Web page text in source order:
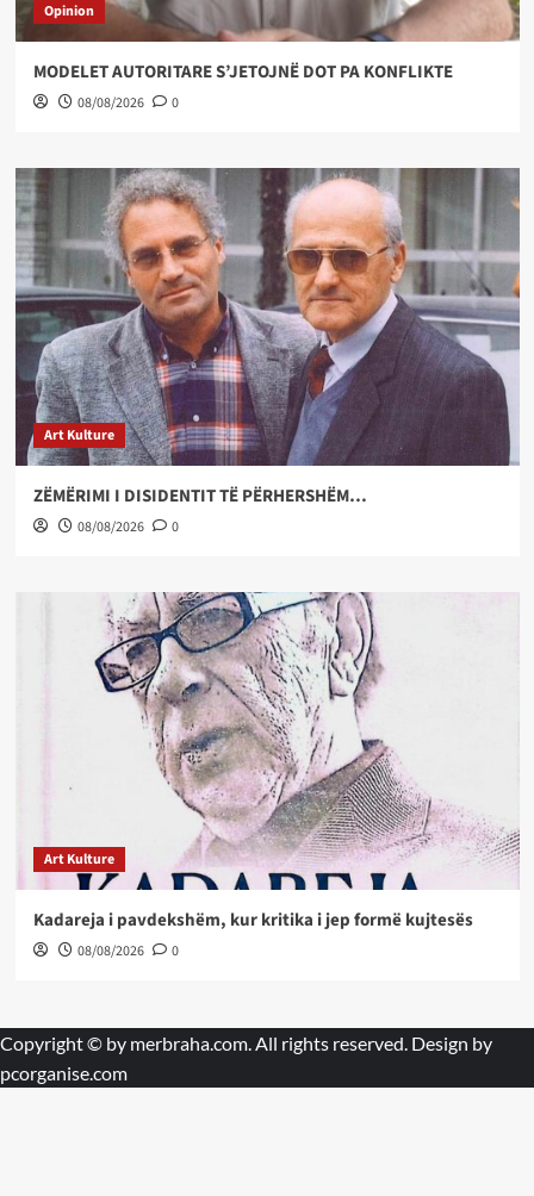
Opinion
MODELET AUTORITARE S’JETOJNË DOT PA KONFLIKTE
08/08/2026 0
Art Kulture
ZËMËRIMI I DISIDENTIT TË PËRHERSHËM…
08/08/2026 0
Art Kulture
Kadareja i pavdekshëm, kur kritika i jep formë kujtesës
08/08/2026 0
Copyright © by merbraha.com. All rights reserved. Design by
pcorganise.com